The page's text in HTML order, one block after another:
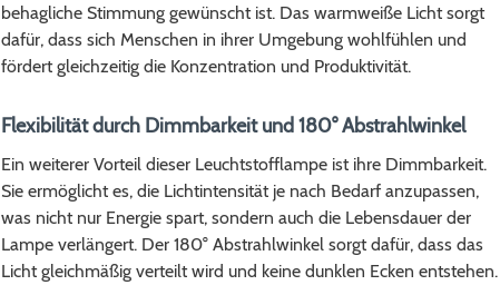
behagliche Stimmung gewünscht ist. Das warmweiße Licht sorgt
dafür, dass sich Menschen in ihrer Umgebung wohlfühlen und
fördert gleichzeitig die Konzentration und Produktivität.
Flexibilität durch Dimmbarkeit und 180° Abstrahlwinkel
Ein weiterer Vorteil dieser Leuchtstofflampe ist ihre Dimmbarkeit.
Sie ermöglicht es, die Lichtintensität je nach Bedarf anzupassen,
was nicht nur Energie spart, sondern auch die Lebensdauer der
Lampe verlängert. Der 180° Abstrahlwinkel sorgt dafür, dass das
Licht gleichmäßig verteilt wird und keine dunklen Ecken entstehen.